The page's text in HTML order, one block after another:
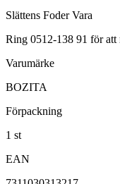
Slättens Foder Vara
Ring 0512-138 91 för att
Varumärke
BOZITA
Förpackning
1 st
EAN